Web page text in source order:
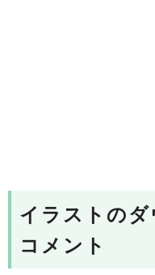
イラストのダ
コメント